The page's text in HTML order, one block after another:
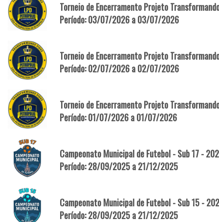
Torneio de Encerramento Projeto
Período: 03/07/2026 a 03/07/2026
Torneio de Encerramento Projeto
Período: 02/07/2026 a 02/07/2026
Torneio de Encerramento Projeto
Período: 01/07/2026 a 01/07/2026
Campeonato Municipal de Futebol - Sub 17 -
Período: 28/09/2025 a 21/12/2025
Campeonato Municipal de Futebol - Sub 15 -
Período: 28/09/2025 a 21/12/2025